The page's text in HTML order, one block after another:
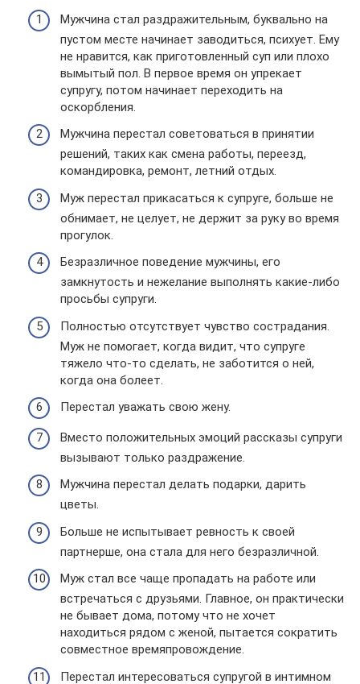
Мужчина стал раздражительным, буквально на
пустом месте начинает заводиться, психует. Ему
не нравится, как приготовленный суп или плохо
вымытый пол. В первое время он упрекает
супругу, потом начинает переходить на
оскорбления.
Мужчина перестал советоваться в принятии
решений, таких как смена работы, переезд,
командировка, ремонт, летний отдых.
Муж перестал прикасаться к супруге, больше не
обнимает, не целует, не держит за руку во время
прогулок.
Безразличное поведение мужчины, его
замкнутость и нежелание выполнять какие-либо
просьбы супруги.
Полностью отсутствует чувство сострадания.
Муж не помогает, когда видит, что супруге
тяжело что-то сделать, не заботится о ней,
когда она болеет.
Перестал уважать свою жену.
Вместо положительных эмоций рассказы супруги
вызывают только раздражение.
Мужчина перестал делать подарки, дарить
цветы.
Больше не испытывает ревность к своей
партнерше, она стала для него безразличной.
Муж стал все чаще пропадать на работе или
встречаться с друзьями. Главное, он практически
не бывает дома, потому что не хочет
находиться рядом с женой, пытается сократить
совместное времяпровождение.
Перестал интересоваться супругой в интимном